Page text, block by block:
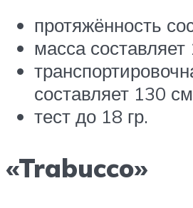
протяжённость
масса составляет
составляет 130
тест до 18 гр.
«Trabucco»